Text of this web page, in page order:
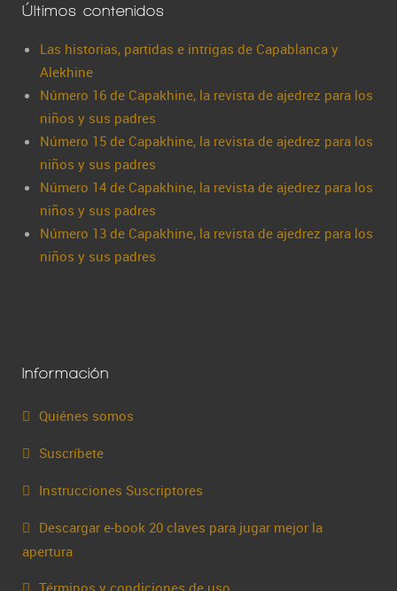
Últimos contenidos
Las historias, partidas e intrigas de Capablanca y
Alekhine
Número 16 de Capakhine, la revista de ajedrez para los
niños y sus padres
Número 15 de Capakhine, la revista de ajedrez para los
niños y sus padres
Número 14 de Capakhine, la revista de ajedrez para los
niños y sus padres
Número 13 de Capakhine, la revista de ajedrez para los
niños y sus padres
Información
Quiénes somos
Suscríbete
Instrucciones Suscriptores
Descargar e-book 20 claves para jugar mejor la
apertura
Términos y condiciones de uso